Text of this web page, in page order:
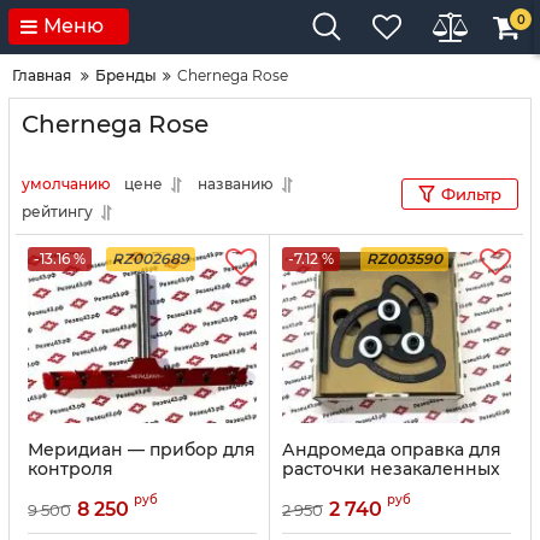
Меню 0
Главная Бренды Chernega Rose
Chernega Rose
умолчанию цене
названию
рейтингу
Фильтр
-13.16 % RZ002689
Меридиан — прибор для
контроля
перпендикулярности
9 500 8 250 руб
-7.12 % RZ003590
Андромеда оправка для
расточки незакаленных
кулачков 125 мм
2 950 2 740 руб